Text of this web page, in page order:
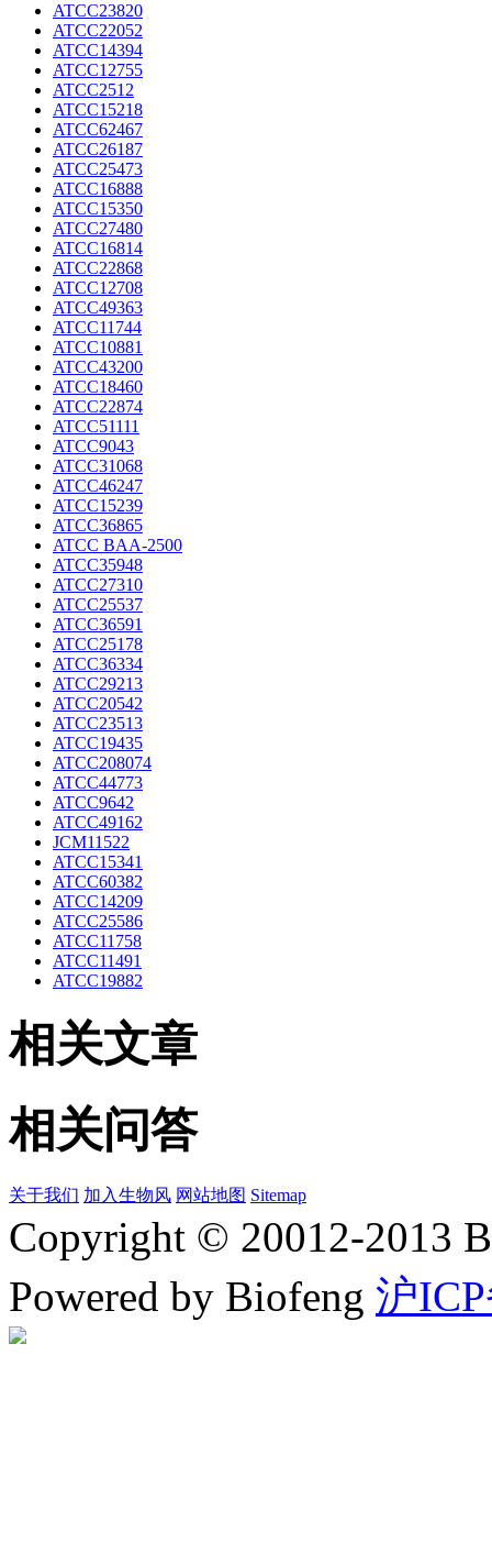
ATCC23820
ATCC22052
ATCC14394
ATCC12755
ATCC2512
ATCC15218
ATCC62467
ATCC26187
ATCC25473
ATCC16888
ATCC15350
ATCC27480
ATCC16814
ATCC22868
ATCC12708
ATCC49363
ATCC11744
ATCC10881
ATCC43200
ATCC18460
ATCC22874
ATCC51111
ATCC9043
ATCC31068
ATCC46247
ATCC15239
ATCC36865
ATCC BAA-2500
ATCC35948
ATCC27310
ATCC25537
ATCC36591
ATCC25178
ATCC36334
ATCC29213
ATCC20542
ATCC23513
ATCC19435
ATCC208074
ATCC44773
ATCC9642
ATCC49162
JCM11522
ATCC15341
ATCC60382
ATCC14209
ATCC25586
ATCC11758
ATCC11491
ATCC19882
相关文章
相关问答
关于我们 加入生物风 网站地图 Sitemap
Copyright © 20012-2013
Powered by Biofeng 沪